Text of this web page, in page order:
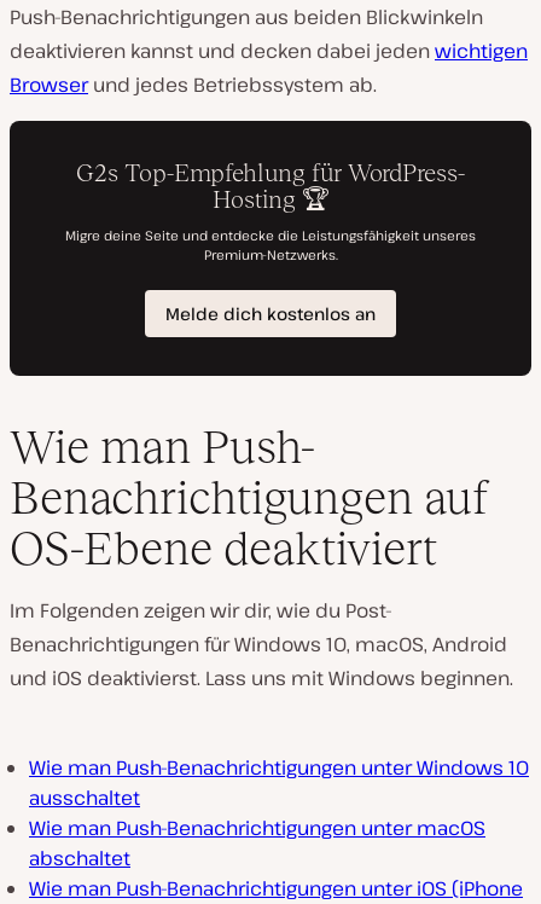
Push-Benachrichtigungen aus beiden Blickwinkeln
deaktivieren kannst und decken dabei jedenwichtigen
Browserund jedes Betriebssystem ab.
Wie man Push-
Benachrichtigungen auf
OS-Ebene deaktiviert
Im Folgenden zeigen wir dir, wie du Post-
Benachrichtigungen für Windows 10, macOS, Android
und iOS deaktivierst. Lass uns mit Windows beginnen.
Wie man Push-Benachrichtigungen unter Windows 10
ausschaltet
Wie man Push-Benachrichtigungen unter macOS
abschaltet
Wie man Push-Benachrichtigungen unter iOS (iPhone